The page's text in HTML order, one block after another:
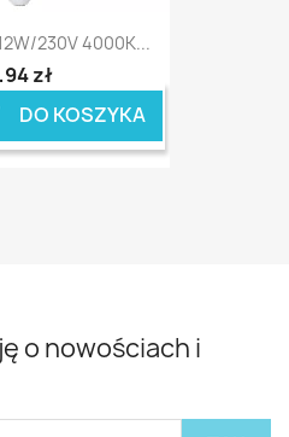
230V 4000K...
zł
DO KOSZYKA
o nowościach i